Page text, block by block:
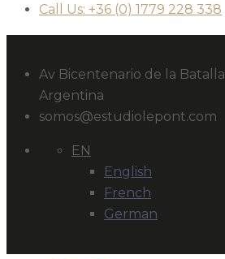
Call Us: +36 (0) 1779 228 338
Av Bicentenario de la
Argentina
somos@estudiolepont.com
EN
English
French
German